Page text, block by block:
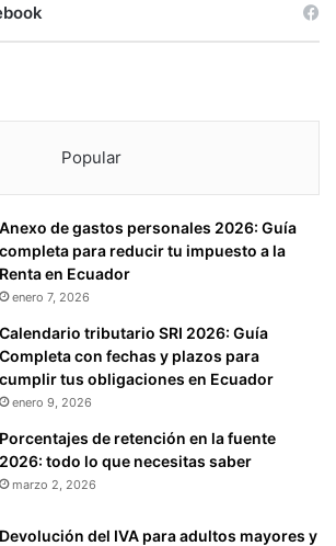
Popular
Anexo de gastos personales 2026: Guía
completa para reducir tu impuesto a la
Renta en Ecuador
enero 7, 2026
Calendario tributario SRI 2026: Guía
Completa con fechas y plazos para
cumplir tus obligaciones en Ecuador
enero 9, 2026
Porcentajes de retención en la fuente
2026: todo lo que necesitas saber
marzo 2, 2026
Devolución del IVA para adultos mayores y